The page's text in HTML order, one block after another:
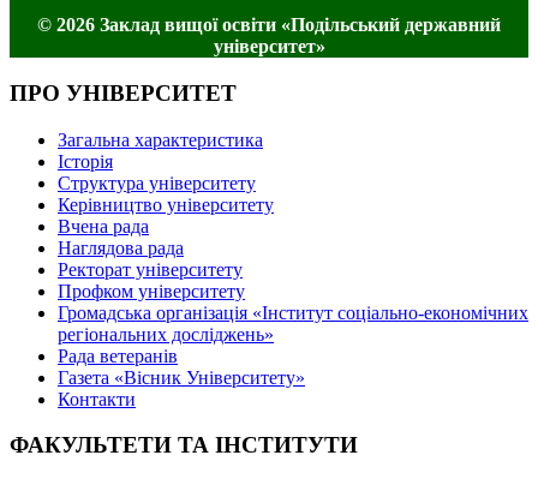
© 2026 Заклад вищої освіти «Подільський державний
університет»
ПРО УНІВЕРСИТЕТ
Загальна характеристика
Історія
Структура університету
Керівництво університету
Вчена рада
Наглядова рада
Ректорат університету
Профком університету
Громадська організація «Інститут соціально-економічних
регіональних досліджень»
Рада ветеранів
Газета «Вісник Університету»
Контакти
ФАКУЛЬТЕТИ ТА ІНСТИТУТИ